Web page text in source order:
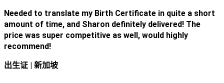
Needed to translate my Birth Certificate in quite a short
amount of time, and Sharon definitely delivered! The
price was super competitive as well, would highly
recommend!
出生证 | 新加坡